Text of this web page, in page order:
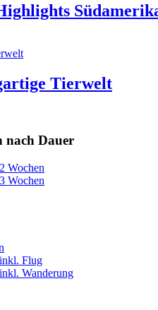
Tierwelt
nach Dauer
Wochen
Wochen
Flug
Wanderung